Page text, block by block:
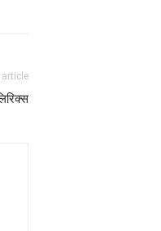
article